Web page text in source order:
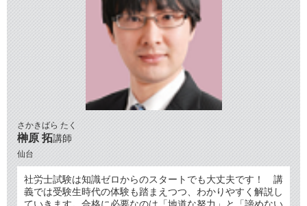
さかきばら たく
榊原 拓講師
仙台
社労士試験は知識ゼロからのスタートでも大丈夫です！ 講
義では受験生時代の体験も踏まえつつ、わかりやすく解説し
ていきます。合格に必要なのは「地道な努力」と「諦めない